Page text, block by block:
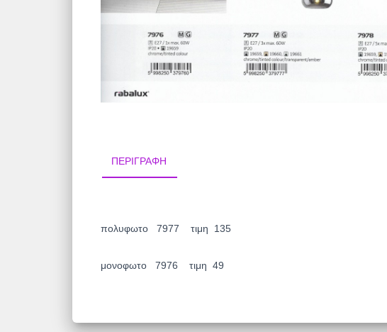
ΠΕΡΙΓΡΑΦΉ
πολυφωτο 7977 τιμη 135
μονοφωτο 7976 τιμη 49